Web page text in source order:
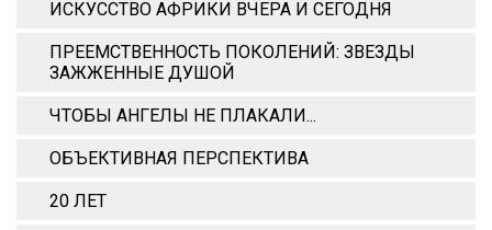
ИСКУССТВО АФРИКИ ВЧЕРА И СЕГОДНЯ
ПРЕЕМСТВЕННОСТЬ ПОКОЛЕНИЙ: ЗВЕЗДЫ
ЗАЖЖЕННЫЕ ДУШОЙ
ЧТОБЫ АНГЕЛЫ НЕ ПЛАКАЛИ...
ОБЪЕКТИВНАЯ ПЕРСПЕКТИВА
20 ЛЕТ